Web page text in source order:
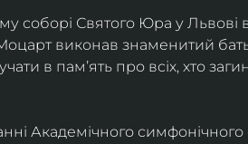
соборі Святого Юра у Львові
виконав знаменитий
в памʼять про всіх, хто
Академічного симфонічного